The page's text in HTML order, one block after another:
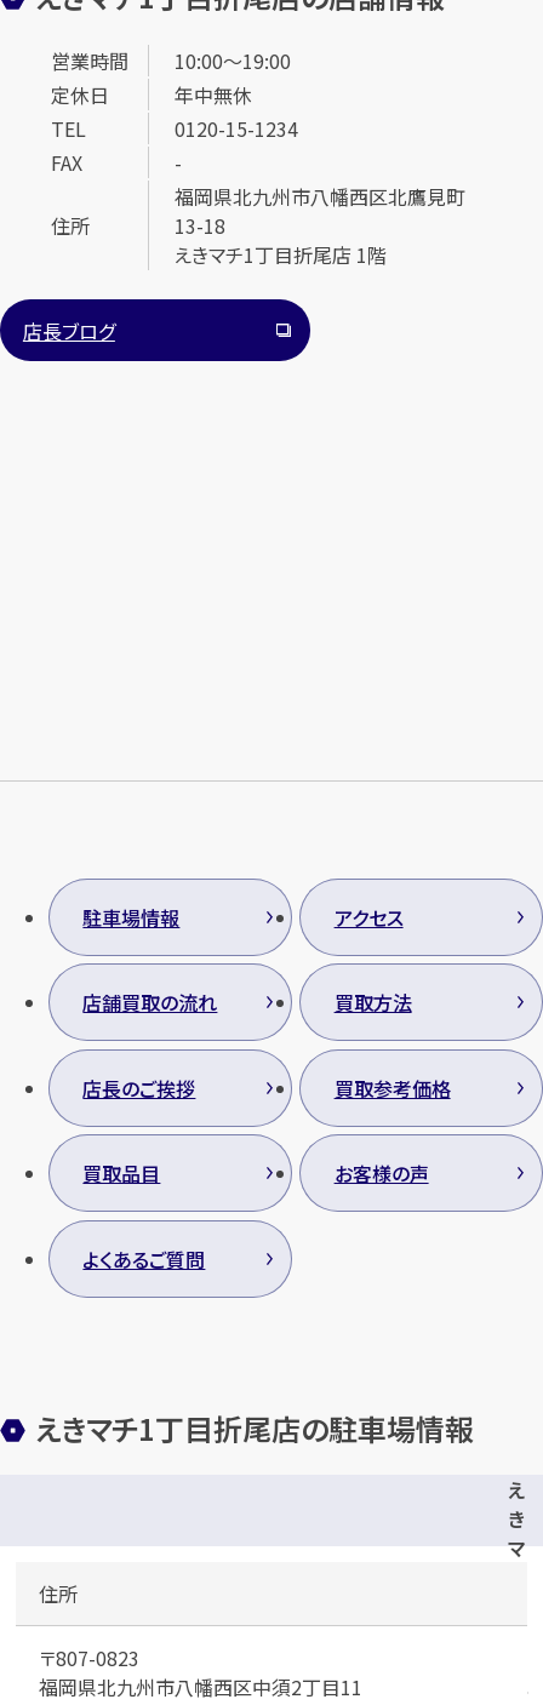
カンタン無料
営業時間
10:00～19:00
定休日
年中無休
TEL
0120-15-1234
FAX
-
住所
福岡県北九州市八幡西区北鷹見町
13-18
えきマチ1丁目折尾店 1階
店長ブログ
駐車場情報 アクセス
店舗買取の流れ 買取方法
店長のご挨拶 買取参考価格
買取品目 お客様の声
よくあるご質問
えきマチ1丁目折尾店の駐車場情報
え
き
マ
丁
住所
〒807-0823
福岡県北九州市八幡西区中須2丁目11